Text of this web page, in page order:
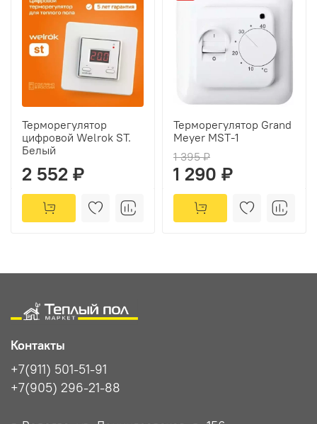
Терморегулятор
цифровой Welrok ST.
Белый
2 552 ₽
Терморегулятор Grand
Meyer MST-1
1 395 ₽
1 290 ₽
Контакты
+7(911) 501-51-91
+7(905) 296-21-88